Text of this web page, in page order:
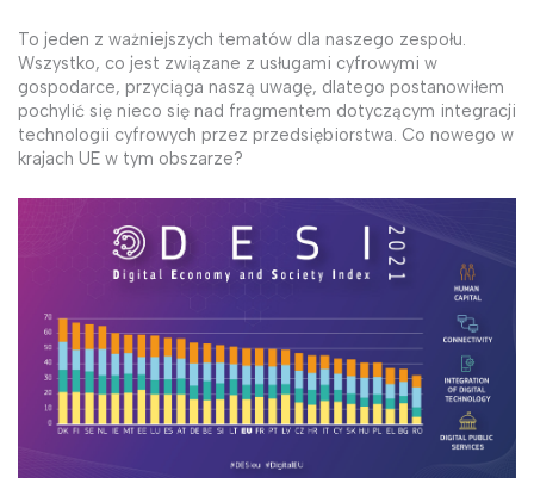
To jeden z ważniejszych tematów dla naszego zespołu.
Wszystko, co jest związane z usługami cyfrowymi w
gospodarce, przyciąga naszą uwagę, dlatego postanowiłem
pochylić się nieco się nad fragmentem dotyczącym integracji
technologii cyfrowych przez przedsiębiorstwa. Co nowego w
krajach UE w tym obszarze?